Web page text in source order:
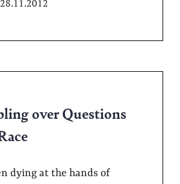
28.11.2012
over Questions
dying at the hands of